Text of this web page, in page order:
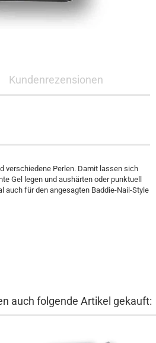
Kundenrezensionen
verschiedene Perlen. Damit lassen sich
Gel legen und aushärten oder punktuell
auch für den angesagten Baddie-Nail-Style
auch folgende Artikel gekauft: